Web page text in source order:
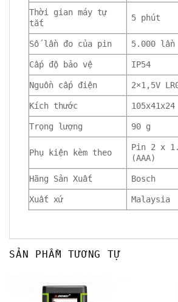
Thời gian máy tự
tắt
5 phút
Số lần đo của pin 5.000 lần
Cấp độ bảo vệ IP54
Nguồn cấp điện 2×1,5V
Kích thước 105x41x24
Trọng lượng 90 g
Phụ kiện kèm theo
Pin 2 x
(AAA)
Hãng Sản Xuất Bosch
Xuất xứ Malaysia
SẢN PHẨM TƯƠNG TỰ